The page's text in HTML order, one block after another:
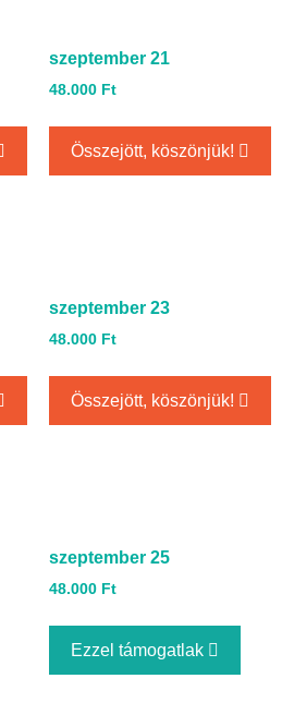
szeptember 21
48.000 Ft
Összejött, köszönjük!
szeptember 23
48.000 Ft
Összejött, köszönjük!
szeptember 25
48.000 Ft
Ezzel támogatlak